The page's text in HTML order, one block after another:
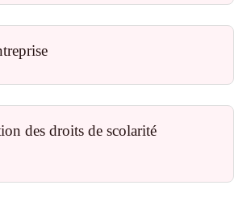
des droits de scolarité